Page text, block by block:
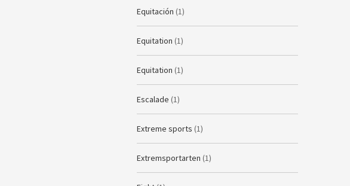
Equitación (1)
Equitation (1)
Equitation (1)
Escalade (1)
Extreme sports (1)
Extremsportarten (1)